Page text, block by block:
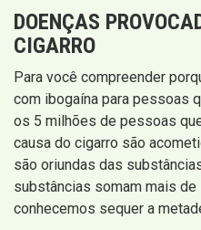
DOENÇAS
CIGARRO
Para você compreender
com ibogaína para pessoas
os 5 milhões de pessoas
causa do cigarro são
são oriundas das
substâncias somam mais de
conhecemos sequer a